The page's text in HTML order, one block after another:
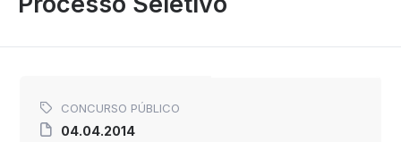
CONCURSO PÚBLICO
04.04.2014